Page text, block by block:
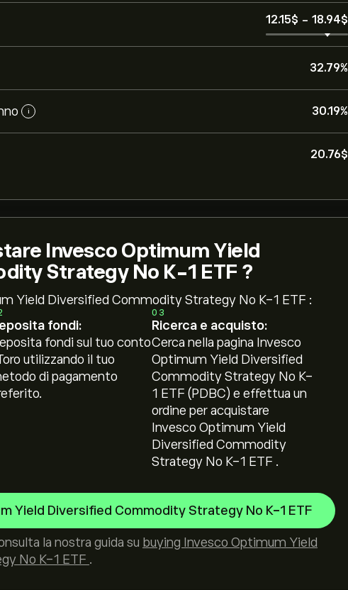
12.15‎$‎ - 18.94‎$‎
32.79%
i 30.19%
20.76‎$‎
Invesco Optimum Yield
Strategy No K-1 ETF ?
Yield Diversified Commodity Strategy No K-1 ETF :
fondi:
fondi sul tuo conto
utilizzando il tuo
di pagamento
03
Ricerca e acquisto:
Cerca nella pagina Invesco
Optimum Yield Diversified
Commodity Strategy No K-
1 ETF (PDBC) e effettua un
ordine per acquistare
Invesco Optimum Yield
Diversified Commodity
Strategy No K-1 ETF .
Yield Diversified Commodity Strategy No K-1 ETF
la nostra guida su buying Invesco Optimum Yield
No K-1 ETF .